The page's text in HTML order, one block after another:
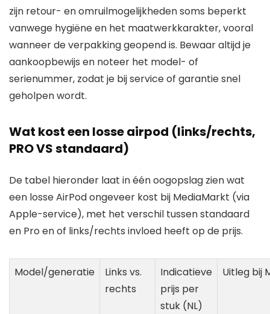
zijn retour- en omruilmogelijkheden soms beperkt
vanwege hygiëne en het maatwerkkarakter, vooral
wanneer de verpakking geopend is. Bewaar altijd je
aankoopbewijs en noteer het model- of
serienummer, zodat je bij service of garantie snel
geholpen wordt.
Wat kost een losse airpod (links/rechts,
PRO VS standaard)
De tabel hieronder laat in één oogopslag zien wat
een losse AirPod ongeveer kost bij MediaMarkt (via
Apple-service), met het verschil tussen standaard
en Pro en of links/rechts invloed heeft op de prijs.
Model/generatie
Links vs.
rechts
Indicatieve
prijs per
stuk (NL)
Uitleg bij